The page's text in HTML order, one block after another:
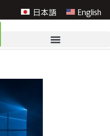
日本語 English